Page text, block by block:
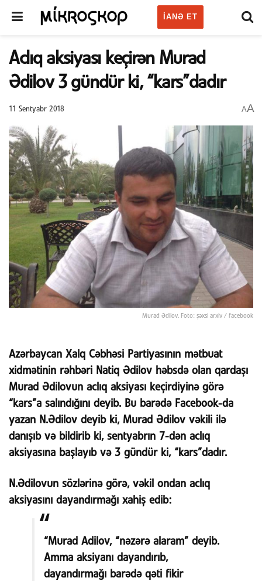
IANƏ ET
Aclıq aksiyası keçirən Murad
Ədilov 3 gündür ki, “kars”dadır
11 Sentyabr 2018 AA
Murad Ədilov. Foto: şəxsi arxiv / facebook
Azərbaycan Xalq Cəbhəsi Partiyasının mətbuat
xidmətinin rəhbəri Natiq Ədilov həbsdə olan qardaşı
Murad Ədilovun aclıq aksiyası keçirdiyinə görə
“kars”a salındığını deyib. Bu barədə Facebook-da
yazan N.Ədilov deyib ki, Murad Ədilov vəkili ilə
danışıb və bildirib ki, sentyabrın 7-dən aclıq
aksiyasına başlayıb və 3 gündür ki, “kars”dadır.
N.Ədilovun sözlərinə görə, vəkil ondan aclıq
aksiyasını dayandırmağı xahiş edib:
“Murad Adilov, “nəzərə alaram” deyib.
Amma aksiyanı dayandırıb,
dayandırmağı barədə qəti fikir